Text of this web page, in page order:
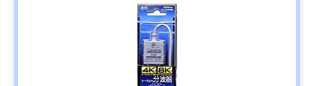
分波器 MBUMS
波器
日本アンテナ 屋内
用混合分波器
にくい高いシール
ド性能